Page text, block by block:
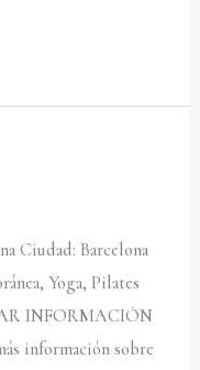
Ciudad: Barcelona
Yoga, Pilates
INFORMACIÓN
información sobre